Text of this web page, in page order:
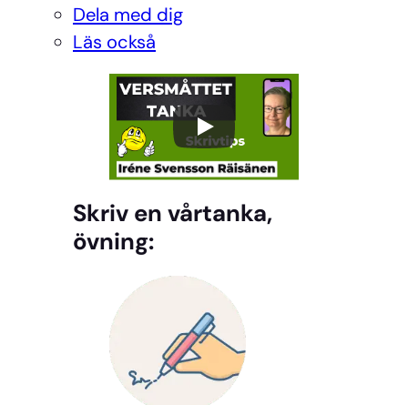
Dela med dig
Läs också
Skriv en vårtanka,
övning: